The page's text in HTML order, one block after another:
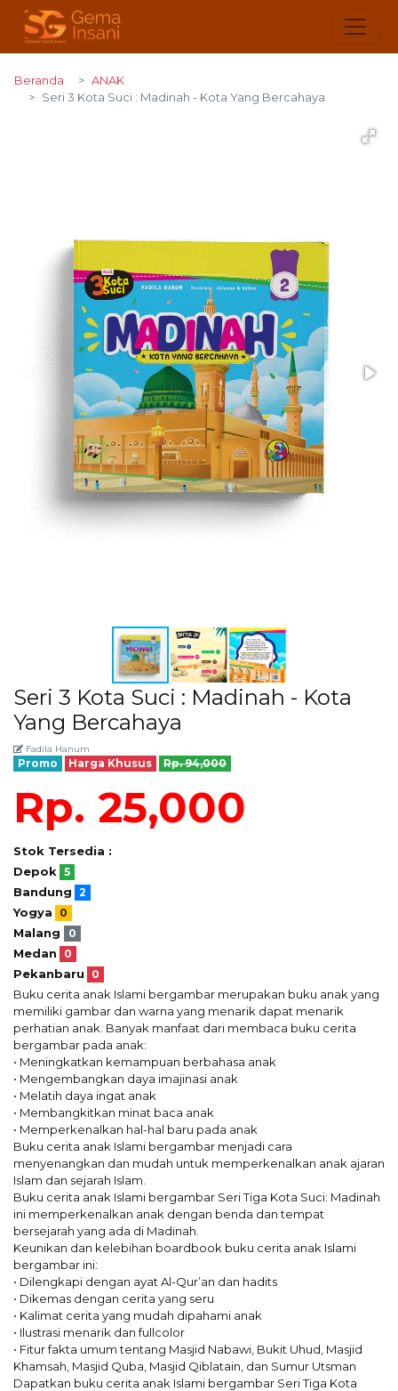
Beranda
ANAK
Seri 3 Kota Suci : Madinah - Kota Yang Bercahaya
Seri 3 Kota Suci : Madinah - Kota
Yang Bercahaya
Fadila Hanum
Promo Harga Khusus Rp. 94,000
Rp. 25,000
Stok Tersedia :
Depok 5
Bandung 2
Yogya 0
Malang 0
Medan 0
Pekanbaru 0
Buku cerita anak Islami bergambar merupakan buku anak yang
memiliki gambar dan warna yang menarik dapat menarik
perhatian anak. Banyak manfaat dari membaca buku cerita
bergambar pada anak:
• Meningkatkan kemampuan berbahasa anak
• Mengembangkan daya imajinasi anak
• Melatih daya ingat anak
• Membangkitkan minat baca anak
• Memperkenalkan hal-hal baru pada anak
Buku cerita anak Islami bergambar menjadi cara
menyenangkan dan mudah untuk memperkenalkan anak ajaran
Islam dan sejarah Islam.
Buku cerita anak Islami bergambar Seri Tiga Kota Suci: Madinah
ini memperkenalkan anak dengan benda dan tempat
bersejarah yang ada di Madinah.
Keunikan dan kelebihan boardbook buku cerita anak Islami
bergambar ini:
• Dilengkapi dengan ayat Al-Qur’an dan hadits
• Dikemas dengan cerita yang seru
• Kalimat cerita yang mudah dipahami anak
• Ilustrasi menarik dan fullcolor
• Fitur fakta umum tentang Masjid Nabawi, Bukit Uhud, Masjid
Khamsah, Masjid Quba, Masjid Qiblatain, dan Sumur Utsman
Dapatkan buku cerita anak Islami bergambar Seri Tiga Kota